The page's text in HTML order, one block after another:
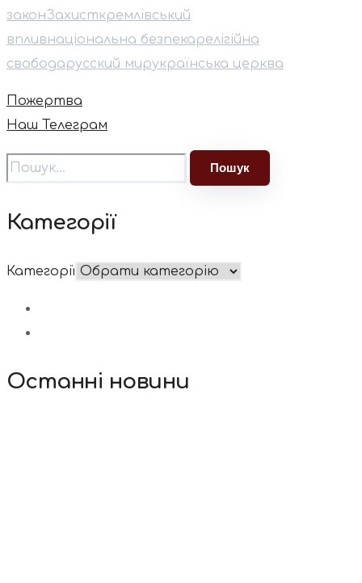
законЗахисткремлівський
впливнаціональна безпекарелігійна
свободарусский мирукраїнська церква
Пожертва
Наш Телеграм
Категорії
Категорії
Останні новини